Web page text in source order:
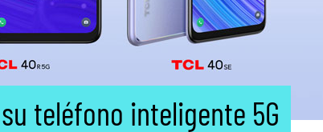
teléfono inteligente 5G